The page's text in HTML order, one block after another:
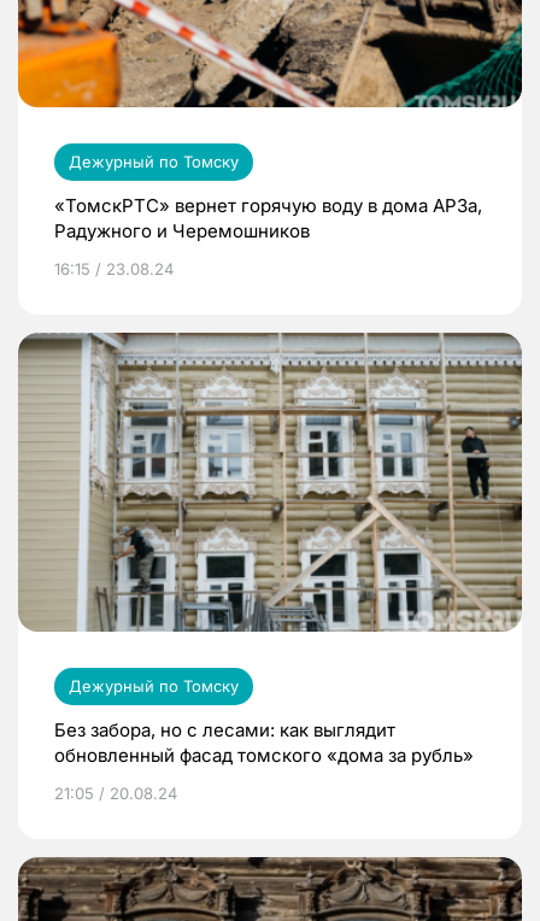
Дежурный по Томску
«ТомскРТС» вернет горячую воду в дома АРЗа,
Радужного и Черемошников
16:15 / 23.08.24
Дежурный по Томску
Без забора, но с лесами: как выглядит
обновленный фасад томского «дома за рубль»
21:05 / 20.08.24